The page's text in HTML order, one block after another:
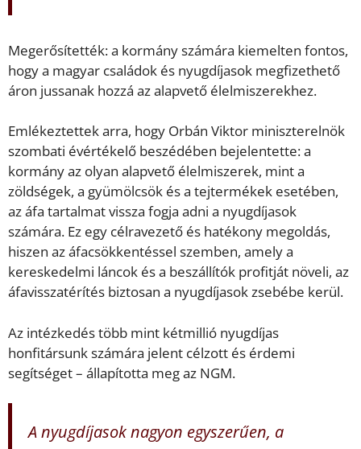
Megerősítették: a kormány számára kiemelten fontos,
hogy a magyar családok és nyugdíjasok megfizethető
áron jussanak hozzá az alapvető élelmiszerekhez.
Emlékeztettek arra, hogy Orbán Viktor miniszterelnök
szombati évértékelő beszédében bejelentette: a
kormány az olyan alapvető élelmiszerek, mint a
zöldségek, a gyümölcsök és a tejtermékek esetében,
az áfa tartalmat vissza fogja adni a nyugdíjasok
számára. Ez egy célravezető és hatékony megoldás,
hiszen az áfacsökkentéssel szemben, amely a
kereskedelmi láncok és a beszállítók profitját növeli, az
áfavisszatérítés biztosan a nyugdíjasok zsebébe kerül.
Az intézkedés több mint kétmillió nyugdíjas
honfitársunk számára jelent célzott és érdemi
segítséget – állapította meg az NGM.
A nyugdíjasok nagyon egyszerűen, a